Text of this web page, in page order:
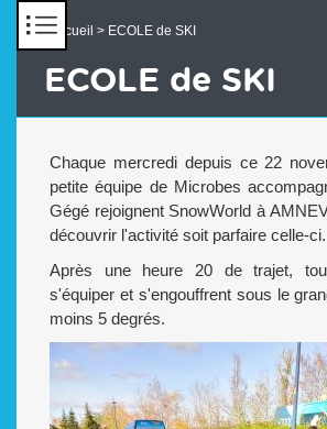
Accueil > ECOLE de SKI
ECOLE de SKI
Chaque mercredi depuis ce 22
petite équipe de Microbes
Gégé rejoignent SnowWorld à
découvrir l'activité soit parfaire celle-ci.
Après une heure 20 de trajet,
s'équiper et s'engouffrent sous le
moins 5 degrés.